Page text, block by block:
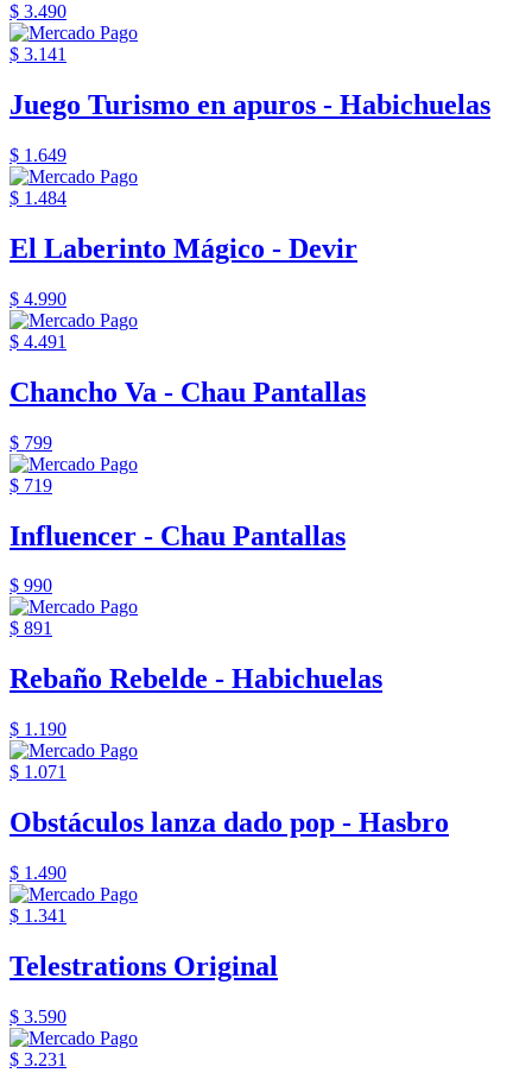
$ 3.490
$ 3.141
Juego Turismo en apuros - Habichuelas
$ 1.649
$ 1.484
El Laberinto Mágico - Devir
$ 4.990
$ 4.491
Chancho Va - Chau Pantallas
$ 799
$ 719
Influencer - Chau Pantallas
$ 990
$ 891
Rebaño Rebelde - Habichuelas
$ 1.190
$ 1.071
Obstáculos lanza dado pop - Hasbro
$ 1.490
$ 1.341
Telestrations Original
$ 3.590
$ 3.231